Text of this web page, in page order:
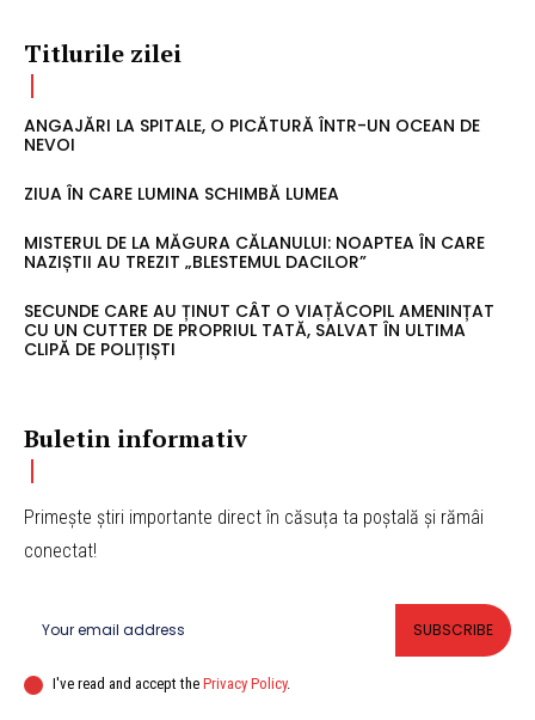
Titlurile zilei
ANGAJĂRI LA SPITALE, O PICĂTURĂ ÎNTR-UN OCEAN DE
NEVOI
ZIUA ÎN CARE LUMINA SCHIMBĂ LUMEA
MISTERUL DE LA MĂGURA CĂLANULUI: NOAPTEA ÎN CARE
NAZIȘTII AU TREZIT „BLESTEMUL DACILOR”
SECUNDE CARE AU ȚINUT CÂT O VIAȚĂCOPIL AMENINȚAT
CU UN CUTTER DE PROPRIUL TATĂ, SALVAT ÎN ULTIMA
CLIPĂ DE POLIȚIȘTI
Buletin informativ
Primește știri importante direct în căsuța ta poștală și rămâi
conectat!
SUBSCRIBE
I've read and accept the Privacy Policy.